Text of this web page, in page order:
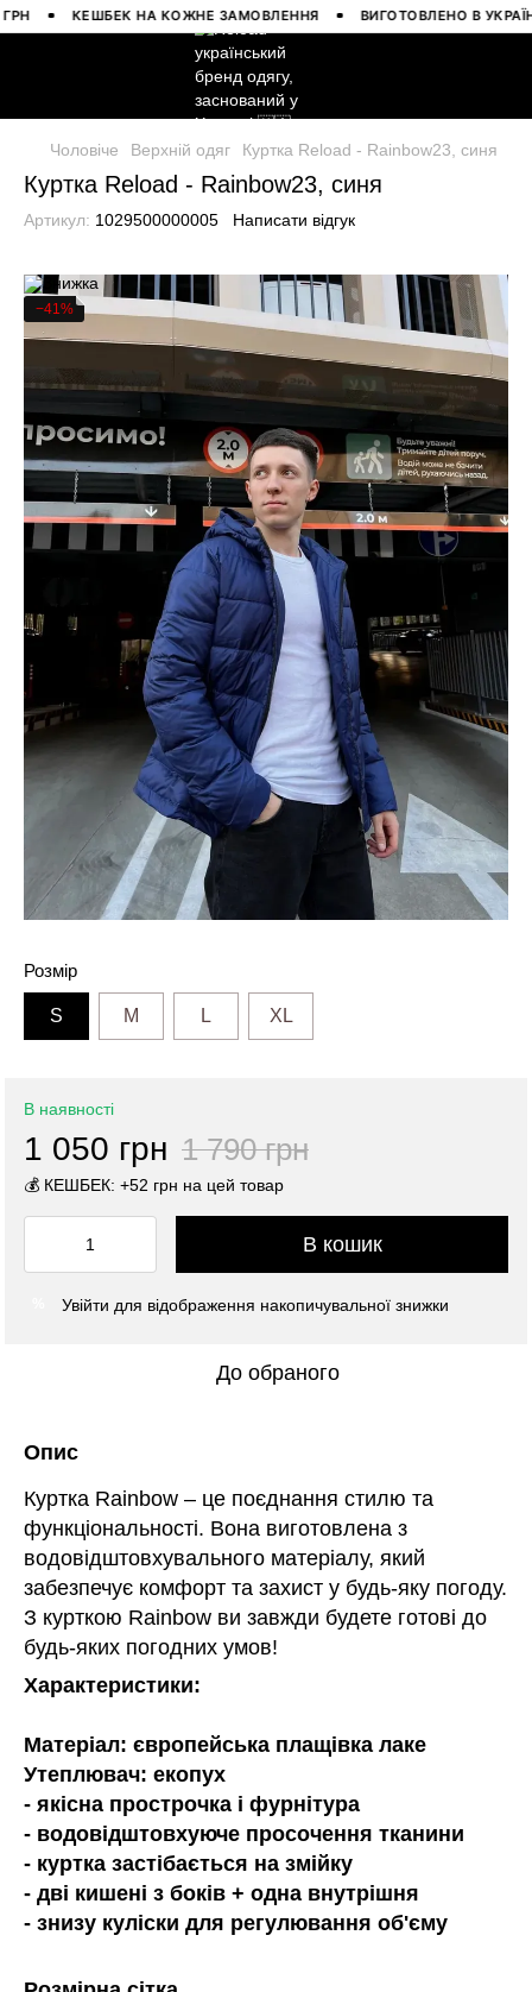
КЕШБЕК НА КОЖНЕ ЗАМОВЛЕННЯ ВИГОТОВЛЕНО В УКРАЇНІ
Чоловіче Верхній одяг Куртка Reload - Rainbow23, синя
Куртка Reload - Rainbow23, синя
Артикул: 1029500000005 Написати відгук
−41%
Розмір
S M L XL
В наявності
1 050 грн 1 790 грн
💰 КЕШБЕК: +52 грн на цей товар
В кошик
Увійти для відображення накопичувальної знижки
До обраного
Опис
Куртка Rainbow – це поєднання стилю та
функціональності. Вона виготовлена з
водовідштовхувального матеріалу, який
забезпечує комфорт та захист у будь-яку погоду.
З курткою Rainbow ви завжди будете готові до
будь-яких погодних умов!
Характеристики:
Матеріал: європейська плащівка лаке
Утеплювач: екопух
- якісна прострочка і фурнітура
- водовідштовхуюче просочення тканини
- куртка застібається на змійку
- дві кишені з боків + одна внутрішня
- знизу куліски для регулювання об'єму